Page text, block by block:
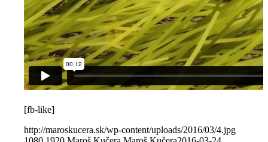
[fb-like]
http://maroskucera.sk/wp-content/uploads/2016/03/4.jpg